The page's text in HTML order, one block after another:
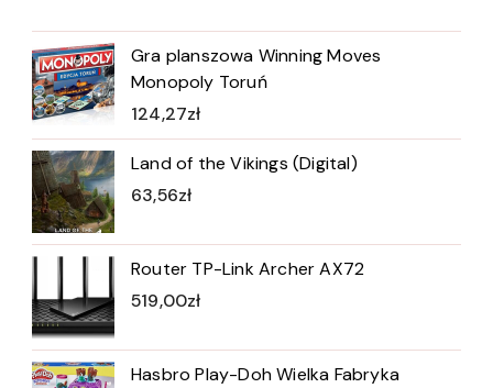
Gra planszowa Winning Moves
Monopoly Toruń
124,27zł
Land of the Vikings (Digital)
63,56zł
Router TP-Link Archer AX72
519,00zł
Hasbro Play-Doh Wielka Fabryka